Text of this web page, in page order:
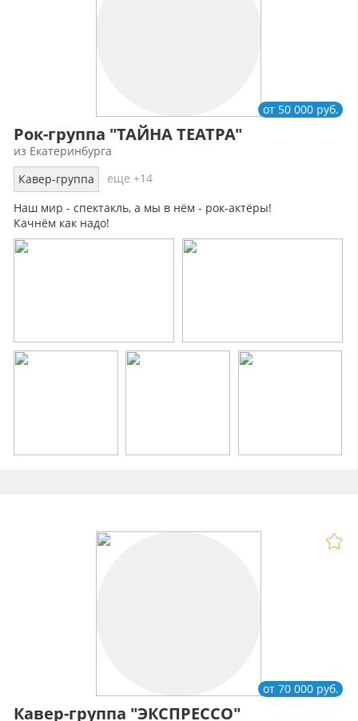
Рок-группа "ТАЙНА ТЕАТРА"
от 50 000 руб.
из Екатеринбурга
Кавер-группа
еще +14
Наш мир - спектакль, а мы в нём - рок-актёры!
Качнём как надо!
Кавер-группа "ЭКСПРЕССО"
от 70 000 руб.